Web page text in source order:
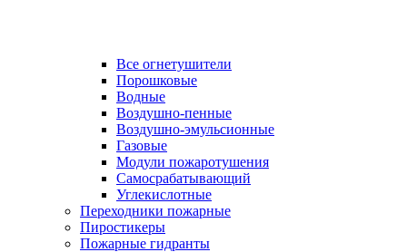
Все огнетушители
Порошковые
Водные
Воздушно-пенные
Воздушно-эмульсионные
Газовые
Модули пожаротушения
Самосрабатывающий
Углекислотные
Переходники пожарные
Пиростикеры
Пожарные гидранты